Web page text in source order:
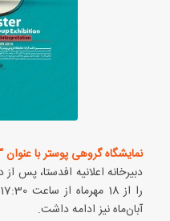
نمایشگاه گروهی پوستر با عنوان
دبیرخانه اعلانیه افدستا، پس
آبان‌ماه نیز ادامه داشت.